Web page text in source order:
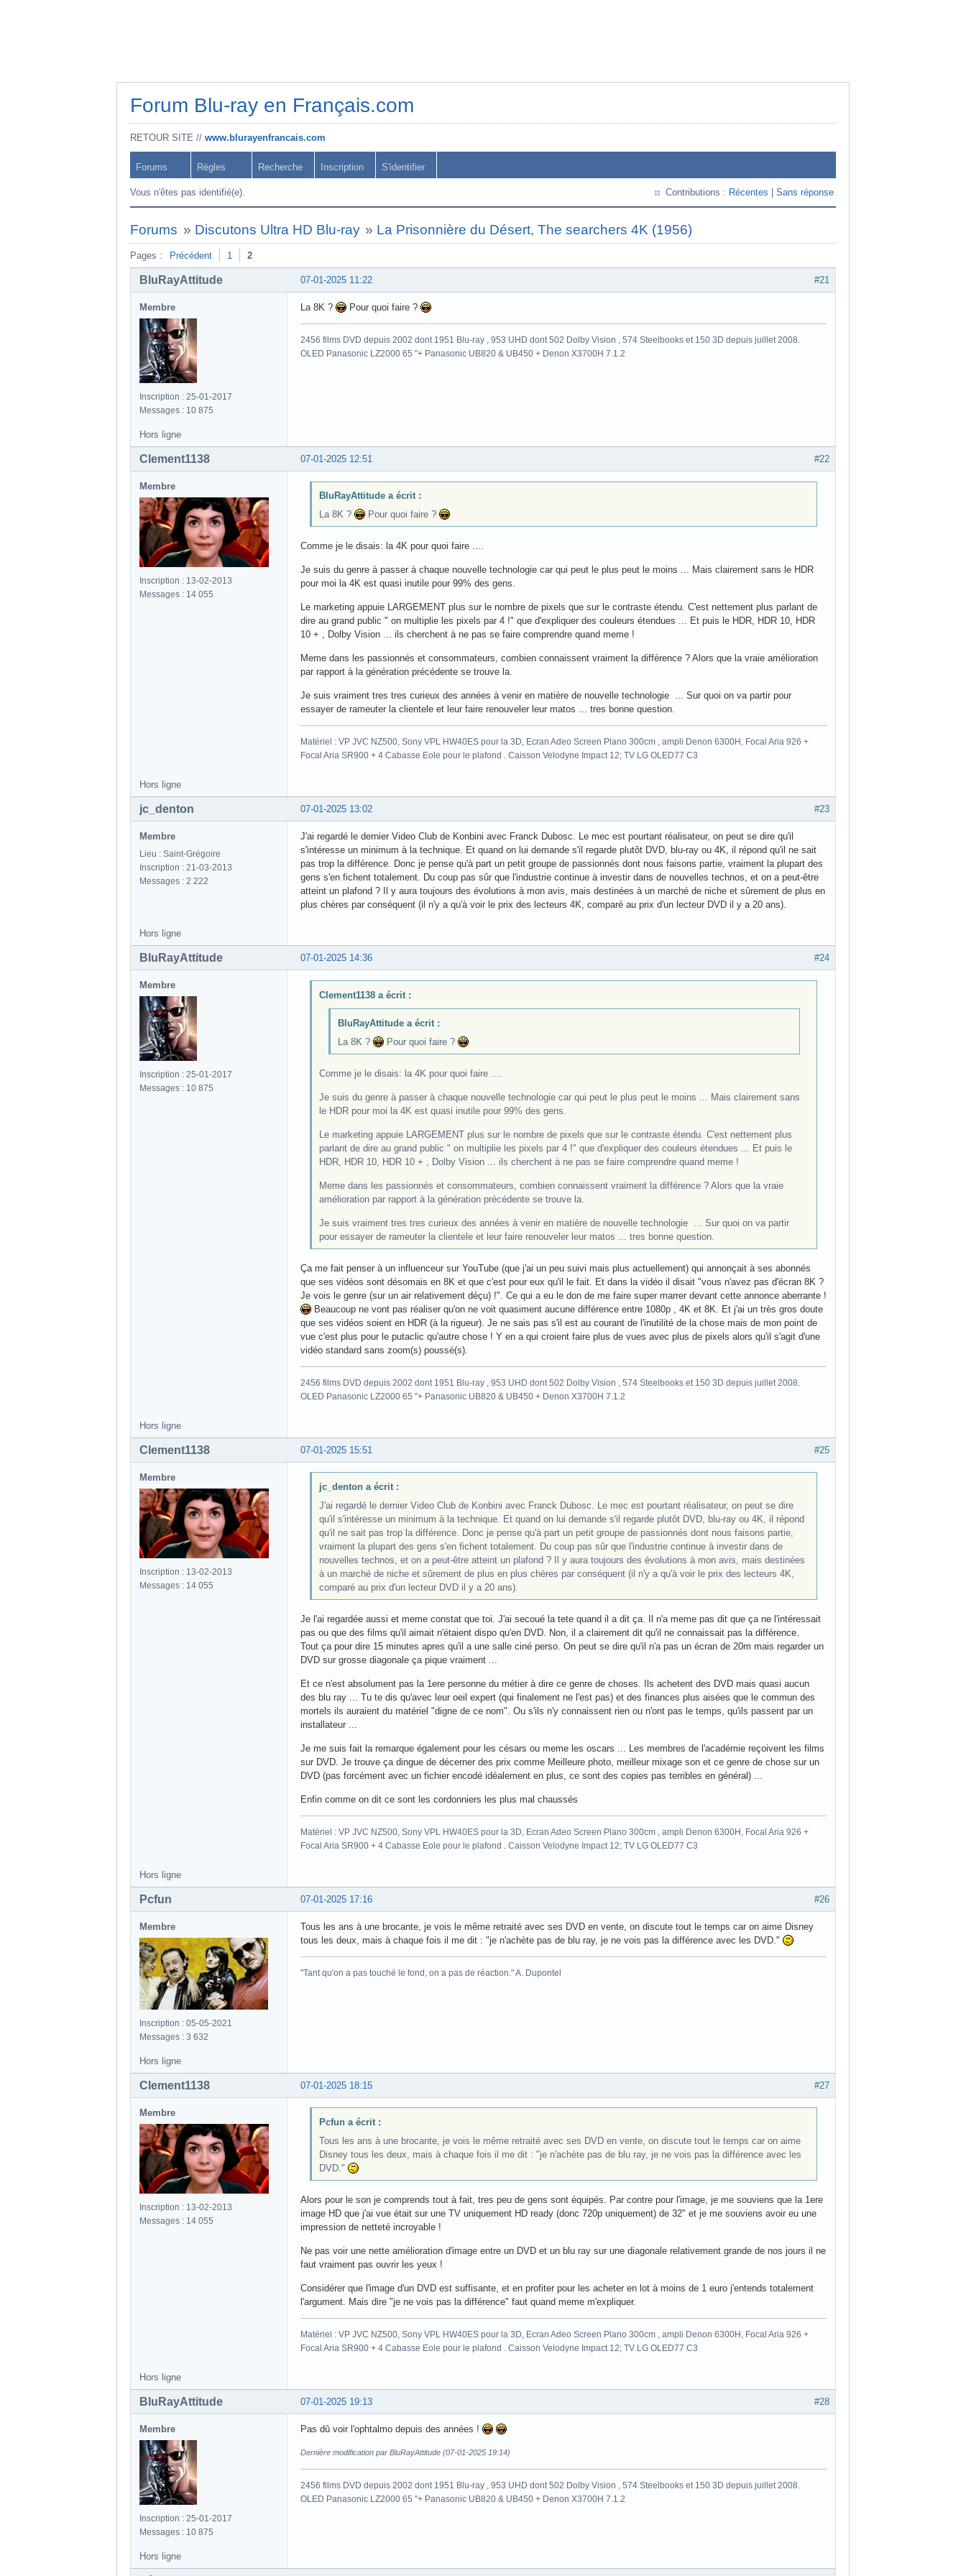
Forum Blu-ray en Français.com
RETOUR SITE // www.blurayenfrancais.com
Forums Règles Recherche Inscription S'identifier
Vous n'êtes pas identifié(e). Contributions : Récentes Sans réponse
Forums » Discutons Ultra HD Blu-ray » La Prisonnière du Désert, The searchers 4K (1956)
Pages : Précédent 1 2
#21
07-01-2025 11:22
BluRayAttitude
Membre
Inscription : 25-01-2017
Messages : 10 875
La 8K ? Pour quoi faire ?
2456 films DVD depuis 2002 dont 1951 Blu-ray , 953 UHD dont 502 Dolby Vision , 574 Steelbooks et 150 3D depuis juillet 2008.
OLED Panasonic LZ2000 65 "+ Panasonic UB820 & UB450 + Denon X3700H 7.1.2
Hors ligne
#22
07-01-2025 12:51
Clement1138
Membre
Inscription : 13-02-2013
Messages : 14 055
BluRayAttitude a écrit :
La 8K ?
Pour quoi faire ?
Comme je le disais: la 4K pour quoi faire ....
Je suis du genre à passer à chaque nouvelle technologie car qui peut le plus peut le moins ... Mais clairement sans le HDR
pour moi la 4K est quasi inutile pour 99% des gens.
Le marketing appuie LARGEMENT plus sur le nombre de pixels que sur le contraste étendu. C'est nettement plus parlant de
dire au grand public " on multiplie les pixels par 4 !" que d'expliquer des couleurs étendues ... Et puis le HDR, HDR 10, HDR
10 + , Dolby Vision ... ils cherchent à ne pas se faire comprendre quand meme !
Meme dans les passionnés et consommateurs, combien connaissent vraiment la différence ? Alors que la vraie amélioration
par rapport à la génération précédente se trouve la.
Je suis vraiment tres tres curieux des années à venir en matière de nouvelle technologie ... Sur quoi on va partir pour
essayer de rameuter la clientele et leur faire renouveler leur matos ... tres bonne question.
Matériel : VP JVC NZ500, Sony VPL HW40ES pour la 3D, Ecran Adeo Screen Plano 300cm , ampli Denon 6300H, Focal Aria 926 +
Focal Aria SR900 + 4 Cabasse Eole pour le plafond . Caisson Velodyne Impact 12; TV LG OLED77 C3
Hors ligne
#23
07-01-2025 13:02
jc_denton
Membre
Lieu : Saint-Grégoire
Inscription : 21-03-2013
Messages : 2 222
J'ai regardé le dernier Video Club de Konbini avec Franck Dubosc. Le mec est pourtant réalisateur, on peut se dire qu'il
s'intéresse un minimum à la technique. Et quand on lui demande s'il regarde plutôt DVD, blu-ray ou 4K, il répond qu'il ne sait
pas trop la différence. Donc je pense qu'à part un petit groupe de passionnés dont nous faisons partie, vraiment la plupart des
gens s'en fichent totalement. Du coup pas sûr que l'industrie continue à investir dans de nouvelles technos, et on a peut-être
atteint un plafond ? Il y aura toujours des évolutions à mon avis, mais destinées à un marché de niche et sûrement de plus en
plus chères par conséquent (il n'y a qu'à voir le prix des lecteurs 4K, comparé au prix d'un lecteur DVD il y a 20 ans).
Hors ligne
#24
07-01-2025 14:36
BluRayAttitude
Membre
Inscription : 25-01-2017
Messages : 10 875
Clement1138 a écrit :
BluRayAttitude a écrit :
La 8K ?
Pour quoi faire ?
Comme je le disais: la 4K pour quoi faire ....
Je suis du genre à passer à chaque nouvelle technologie car qui peut le plus peut le moins ... Mais clairement sans
le HDR pour moi la 4K est quasi inutile pour 99% des gens.
Le marketing appuie LARGEMENT plus sur le nombre de pixels que sur le contraste étendu. C'est nettement plus
parlant de dire au grand public " on multiplie les pixels par 4 !" que d'expliquer des couleurs étendues ... Et puis le
HDR, HDR 10, HDR 10 + , Dolby Vision ... ils cherchent à ne pas se faire comprendre quand meme !
Meme dans les passionnés et consommateurs, combien connaissent vraiment la différence ? Alors que la vraie
amélioration par rapport à la génération précédente se trouve la.
Je suis vraiment tres tres curieux des années à venir en matière de nouvelle technologie ... Sur quoi on va partir
pour essayer de rameuter la clientele et leur faire renouveler leur matos ... tres bonne question.
Ça me fait penser à un influenceur sur YouTube (que j'ai un peu suivi mais plus actuellement) qui annonçait à ses abonnés
que ses vidéos sont désomais en 8K et que c'est pour eux qu'il le fait. Et dans la vidéo il disait "vous n'avez pas d'écran 8K ?
Je vois le genre (sur un air relativement déçu) !". Ce qui a eu le don de me faire super marrer devant cette annonce aberrante !
Beaucoup ne vont pas réaliser qu'on ne voit quasiment aucune différence entre 1080p , 4K et 8K. Et j'ai un très gros doute
que ses vidéos soient en HDR (à la rigueur). Je ne sais pas s'il est au courant de l'inutilité de la chose mais de mon point de
vue c'est plus pour le putaclic qu'autre chose ! Y en a qui croient faire plus de vues avec plus de pixels alors qu'il s'agit d'une
vidéo standard sans zoom(s) poussé(s).
2456 films DVD depuis 2002 dont 1951 Blu-ray , 953 UHD dont 502 Dolby Vision , 574 Steelbooks et 150 3D depuis juillet 2008.
OLED Panasonic LZ2000 65 "+ Panasonic UB820 & UB450 + Denon X3700H 7.1.2
Hors ligne
#25
07-01-2025 15:51
Clement1138
Membre
Inscription : 13-02-2013
Messages : 14 055
jc_denton a écrit :
J'ai regardé le dernier Video Club de Konbini avec Franck Dubosc. Le mec est pourtant réalisateur, on peut se dire
qu'il s'intéresse un minimum à la technique. Et quand on lui demande s'il regarde plutôt DVD, blu-ray ou 4K, il répond
qu'il ne sait pas trop la différence. Donc je pense qu'à part un petit groupe de passionnés dont nous faisons partie,
vraiment la plupart des gens s'en fichent totalement. Du coup pas sûr que l'industrie continue à investir dans de
nouvelles technos, et on a peut-être atteint un plafond ? Il y aura toujours des évolutions à mon avis, mais destinées
à un marché de niche et sûrement de plus en plus chères par conséquent (il n'y a qu'à voir le prix des lecteurs 4K,
comparé au prix d'un lecteur DVD il y a 20 ans).
Je l'ai regardée aussi et meme constat que toi. J'ai secoué la tete quand il a dit ça. Il n'a meme pas dit que ça ne l'intéressait
pas ou que des films qu'il aimait n'étaient dispo qu'en DVD. Non, il a clairement dit qu'il ne connaissait pas la différence.
Tout ça pour dire 15 minutes apres qu'il a une salle ciné perso. On peut se dire qu'il n'a pas un écran de 20m mais regarder un
DVD sur grosse diagonale ça pique vraiment ...
Et ce n'est absolument pas la 1ere personne du métier à dire ce genre de choses. Ils achetent des DVD mais quasi aucun
des blu ray ... Tu te dis qu'avec leur oeil expert (qui finalement ne l'est pas) et des finances plus aisées que le commun des
mortels ils auraient du matériel "digne de ce nom". Ou s'ils n'y connaissent rien ou n'ont pas le temps, qu'ils passent par un
installateur ...
Je me suis fait la remarque également pour les césars ou meme les oscars ... Les membres de l'académie reçoivent les films
sur DVD. Je trouve ça dingue de décerner des prix comme Meilleure photo, meilleur mixage son et ce genre de chose sur un
DVD (pas forcément avec un fichier encodé idéalement en plus, ce sont des copies pas terribles en général) ...
Enfin comme on dit ce sont les cordonniers les plus mal chaussés
Matériel : VP JVC NZ500, Sony VPL HW40ES pour la 3D, Ecran Adeo Screen Plano 300cm , ampli Denon 6300H, Focal Aria 926 +
Focal Aria SR900 + 4 Cabasse Eole pour le plafond . Caisson Velodyne Impact 12; TV LG OLED77 C3
Hors ligne
#26
07-01-2025 17:16
Pcfun
Membre
Inscription : 05-05-2021
Messages : 3 632
Tous les ans à une brocante, je vois le même retraité avec ses DVD en vente, on discute tout le temps car on aime Disney
tous les deux, mais à chaque fois il me dit : "je n'achète pas de blu ray, je ne vois pas la différence avec les DVD."
"Tant qu'on a pas touché le fond, on a pas de réaction." A. Dupontel
Hors ligne
#27
07-01-2025 18:15
Clement1138
Membre
Inscription : 13-02-2013
Messages : 14 055
Pcfun a écrit :
Tous les ans à une brocante, je vois le même retraité avec ses DVD en vente, on discute tout le temps car on aime
Disney tous les deux, mais à chaque fois il me dit : "je n'achète pas de blu ray, je ne vois pas la différence avec les
DVD."
Alors pour le son je comprends tout à fait, tres peu de gens sont équipés. Par contre pour l'image, je me souviens que la 1ere
image HD que j'ai vue était sur une TV uniquement HD ready (donc 720p uniquement) de 32" et je me souviens avoir eu une
impression de netteté incroyable !
Ne pas voir une nette amélioration d'image entre un DVD et un blu ray sur une diagonale relativement grande de nos jours il ne
faut vraiment pas ouvrir les yeux !
Considérer que l'image d'un DVD est suffisante, et en profiter pour les acheter en lot à moins de 1 euro j'entends totalement
l'argument. Mais dire "je ne vois pas la différence" faut quand meme m'expliquer.
Matériel : VP JVC NZ500, Sony VPL HW40ES pour la 3D, Ecran Adeo Screen Plano 300cm , ampli Denon 6300H, Focal Aria 926 +
Focal Aria SR900 + 4 Cabasse Eole pour le plafond . Caisson Velodyne Impact 12; TV LG OLED77 C3
Hors ligne
#28
07-01-2025 19:13
BluRayAttitude
Membre
Inscription : 25-01-2017
Messages : 10 875
Pas dû voir l'ophtalmo depuis des années !
Dernière modification par BluRayAttitude (07-01-2025 19:14)
2456 films DVD depuis 2002 dont 1951 Blu-ray , 953 UHD dont 502 Dolby Vision , 574 Steelbooks et 150 3D depuis juillet 2008.
OLED Panasonic LZ2000 65 "+ Panasonic UB820 & UB450 + Denon X3700H 7.1.2
Hors ligne